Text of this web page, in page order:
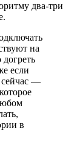
два-три
на
если
сейчас —
в